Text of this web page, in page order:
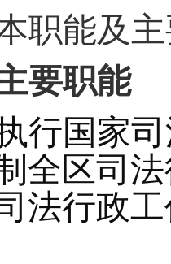
职能及
要职能
行国家
全区司
法行政